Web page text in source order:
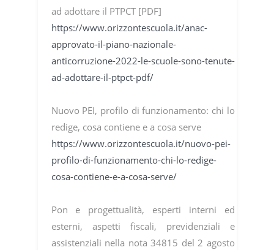
ad adottare il PTPCT [PDF]
https://www.orizzontescuola.it/anac-
approvato-il-piano-nazionale-
anticorruzione-2022-le-scuole-sono-tenute-
ad-adottare-il-ptpct-pdf/
Nuovo PEI, profilo di funzionamento: chi lo
redige, cosa contiene e a cosa serve
https://www.orizzontescuola.it/nuovo-pei-
profilo-di-funzionamento-chi-lo-redige-
cosa-contiene-e-a-cosa-serve/
Pon e progettualità, esperti interni ed
esterni, aspetti fiscali, previdenziali e
assistenziali nella nota 34815 del 2 agosto